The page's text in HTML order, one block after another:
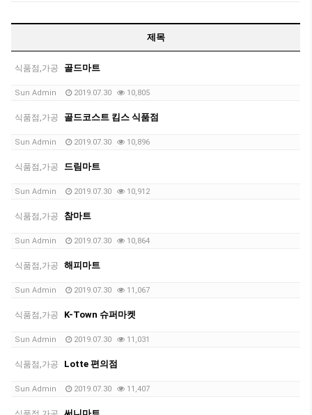
제목
식품점,가공 골드마트
Sun Admin 2019.07.30 10,805
식품점,가공 골드코스트 킴스 식품점
Sun Admin 2019.07.30 10,896
식품점,가공 드림마트
Sun Admin 2019.07.30 10,912
식품점,가공 참마트
Sun Admin 2019.07.30 10,864
식품점,가공 해피마트
Sun Admin 2019.07.30 11,067
식품점,가공 K-Town 슈퍼마켓
Sun Admin 2019.07.30 11,031
식품점,가공 Lotte 편의점
Sun Admin 2019.07.30 11,407